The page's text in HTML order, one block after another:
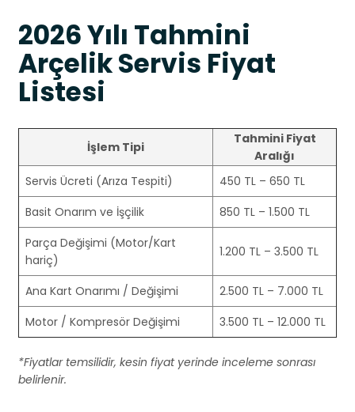
2026 Yılı Tahmini
Arçelik Servis Fiyat
Listesi
İşlem Tipi
Tahmini Fiyat
Aralığı
Servis Ücreti (Arıza Tespiti)
450 TL – 650 TL
Basit Onarım ve İşçilik
850 TL – 1.500 TL
Parça Değişimi (Motor/Kart
hariç)
1.200 TL – 3.500 TL
Ana Kart Onarımı / Değişimi
2.500 TL – 7.000 TL
Motor / Kompresör Değişimi
3.500 TL – 12.000 TL
*Fiyatlar temsilidir, kesin fiyat yerinde inceleme sonrası
belirlenir.